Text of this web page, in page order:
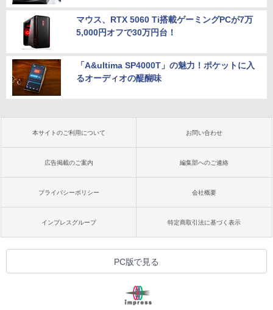
マウス、RTX 5060 Ti搭載ゲーミングPCが7万
5,000円オフで30万円台！
「A&ultima SP4000T」の魅力！ポケットに入
るオーディオの醍醐味
本サイトのご利用について お問い合わせ
広告掲載のご案内 編集部へのご連絡
プライバシーポリシー 会社概要
インプレスグループ 特定商取引法に基づく表示
PC版で見る